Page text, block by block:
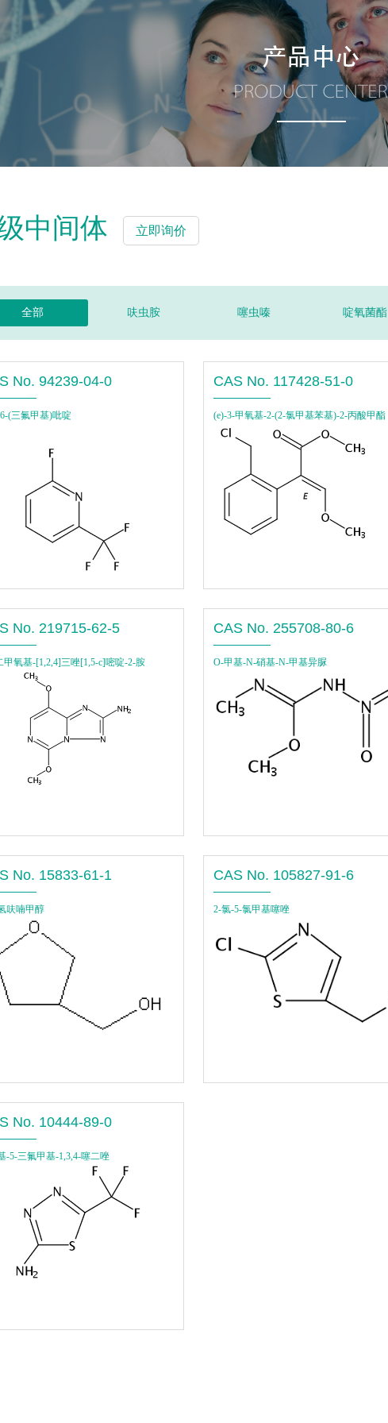
中间体 立即询价
全部 呋虫胺 噻虫嗪 啶氧菌酯
No. 94239-04-0
(三氟甲基)吡啶
CAS No. 117428-51-0
(e)-3-甲氧基-2-(2-氯甲基苯基)-2-丙酸甲酯
No. 219715-62-5
甲氧基-[1,2,4]三唑[1,5-c]嘧啶-2-胺
CAS No. 255708-80-6
O-甲基-N-硝基-N-甲基异脲
No. 15833-61-1
呋喃甲醇
CAS No. 105827-91-6
2-氯-5-氯甲基噻唑
No. 10444-89-0
-5-三氟甲基-1,3,4-噻二唑